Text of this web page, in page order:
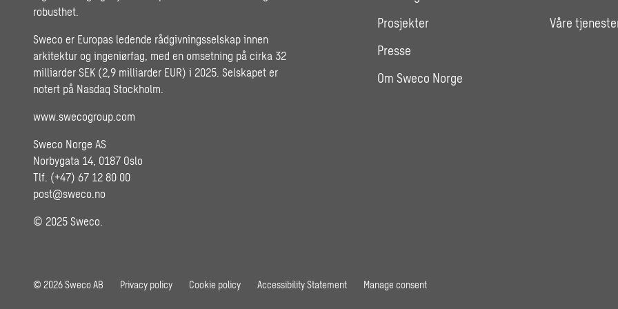
robusthet.
Sweco er Europas ledende rådgivningsselskap innen
arkitektur og ingeniørfag, med en omsetning på cirka 32
milliarder SEK (2,9 milliarder EUR) i 2025. Selskapet er
notert på Nasdaq Stockholm.
www.swecogroup.com
Sweco Norge AS
Norbygata 14, 0187 Oslo
Tlf. (+47) 67 12 80 00
post@sweco.no
© 2025 Sweco.
Prosjekter
Presse
Om Sweco Norge
Våre
© 2026 Sweco AB Privacy policy Cookie policy Accessibility Statement Manage consent